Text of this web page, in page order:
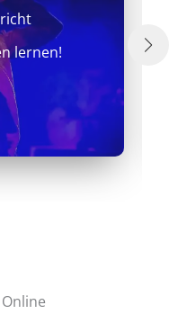
lernen!